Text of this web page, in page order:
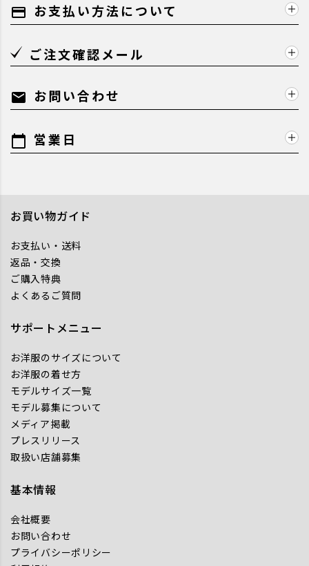
payment お支払い方法について
ご注文確認メール
mail お問い合わせ
calendar_today 営業日
お買い物ガイド
お支払い・送料
返品・交換
ご購入特典
よくあるご質問
サポートメニュー
お洋服のサイズについて
お洋服の着せ方
モデルサイズ一覧
モデル募集について
メディア掲載
プレスリリース
取扱い店舗募集
基本情報
会社概要
お問い合わせ
プライバシーポリシー